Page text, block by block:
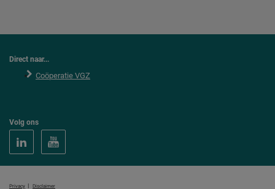
Direct naar...
Coöperatie VGZ
Volg ons
Privacy | Disclaimer